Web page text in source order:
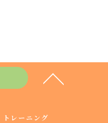
トレーニング